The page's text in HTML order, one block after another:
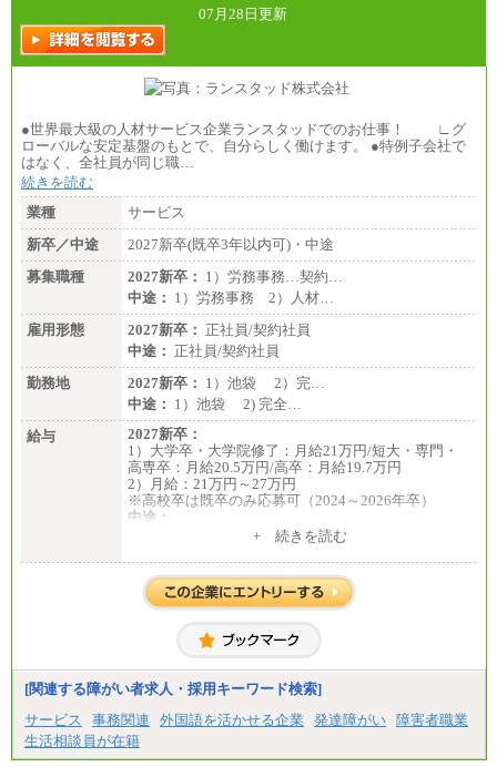
07月28日更新
●世界最大級の人材サービス企業ランスタッドでのお仕事！ ∟グ
ローバルな安定基盤のもとで、自分らしく働けます。 ●特例子会社で
はなく、全社員が同じ職…
続きを読む
業種
サービス
新卒／中途
2027新卒(既卒3年以内可)・中途
募集職種
2027新卒： 1）労務事務…契約…
中途： 1）労務事務 2）人材…
雇用形態
2027新卒： 正社員/契約社員
中途： 正社員/契約社員
勤務地
2027新卒： 1）池袋 2）完…
中途： 1）池袋 2) 完全…
給与
2027新卒：
1）大学卒・大学院修了：月給21万円/短大・専門・
高専卒：月給20.5万円/高卒：月給19.7万円
2）月給：21万円～27万円
※高校卒は既卒のみ応募可（2024～2026年卒）
中途：
1）月給：21万円～25万円+ 続きを読む
[関連する障がい者求人・採用キーワード検索]
サービス
事務関連 外国語を活かせる企業 発達障がい 障害者職業
生活相談員が在籍